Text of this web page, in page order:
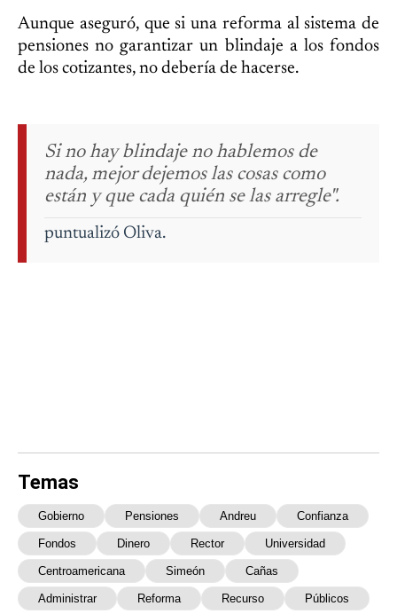
Aunque aseguró, que si una reforma al sistema de
pensiones no garantizar un blindaje a los fondos
de los cotizantes, no debería de hacerse.
Si no hay blindaje no hablemos de
nada, mejor dejemos las cosas como
están y que cada quién se las arregle".
puntualizó Oliva.
Temas
Gobierno Pensiones Andreu Confianza
Fondos Dinero Rector Universidad
Centroamericana Simeón Cañas
Administrar Reforma Recurso Públicos